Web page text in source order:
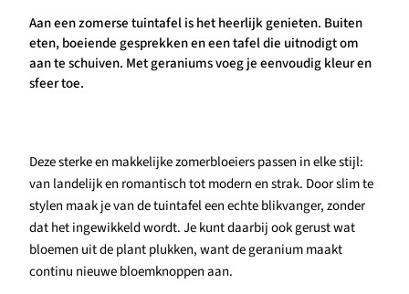
Aan een zomerse tuintafel is het heerlijk genieten. Buiten
eten, boeiende gesprekken en een tafel die uitnodigt om
aan te schuiven. Met geraniums voeg je eenvoudig kleur en
sfeer toe.
Deze sterke en makkelijke zomerbloeiers passen in elke stijl:
van landelijk en romantisch tot modern en strak. Door slim te
stylen maak je van de tuintafel een echte blikvanger, zonder
dat het ingewikkeld wordt. Je kunt daarbij ook gerust wat
bloemen uit de plant plukken, want de geranium maakt
continu nieuwe bloemknoppen aan.